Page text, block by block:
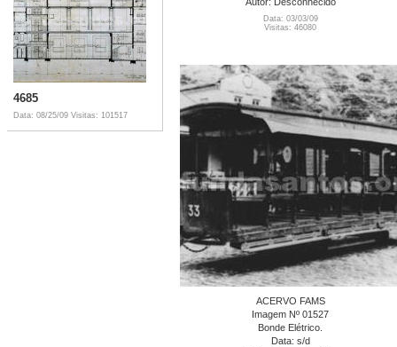
4685
Data: 08/25/09 Visitas: 101517
Data: 03/03/09
Visitas: 46080
ACERVO FAMS
Imagem Nº 01527
Bonde Elétrico.
Data: s/d